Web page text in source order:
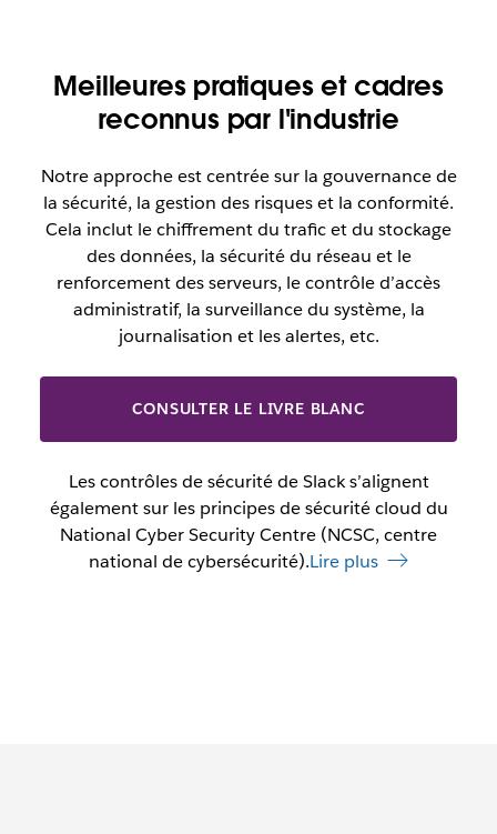
Meilleures pratiques et cadres
reconnus par l'industrie
Notre approche est centrée sur la gouvernance de
la sécurité, la gestion des risques et la conformité.
Cela inclut le chiffrement du trafic et du stockage
des données, la sécurité du réseau et le
renforcement des serveurs, le contrôle d’accès
administratif, la surveillance du système, la
journalisation et les alertes, etc.
CONSULTER LE LIVRE BLANC
Les contrôles de sécurité de Slack s’alignent
également sur les principes de sécurité cloud du
National Cyber Security Centre (NCSC, centre
national de cybersécurité).Lire plus